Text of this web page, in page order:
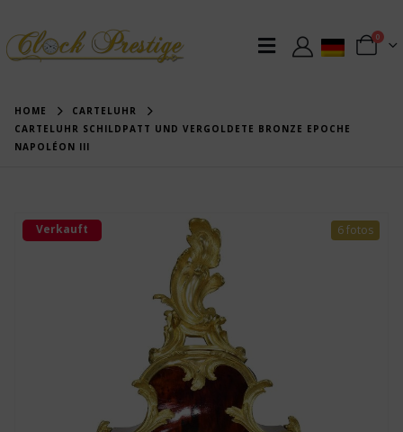
0
HOME
CARTELUHR
CARTELUHR SCHILDPATT UND VERGOLDETE BRONZE EPOCHE
NAPOLÉON III
6 fotos
Verkauft